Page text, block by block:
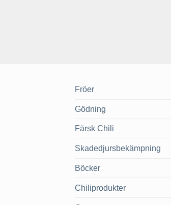
Fröer
Gödning
Färsk Chili
Skadedjursbekämpning
Böcker
Chiliprodukter